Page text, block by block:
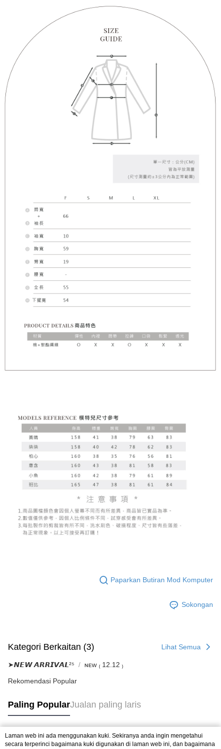
Paparkan Butiran Mod Komputer
Sokongan
Kategori Berkaitan (3) Lihat Semua
➤𝙉𝙀𝙒 𝘼𝙍𝙍𝙄𝙑𝘼𝙇²⁵ ɴᴇᴡ ₍ 12.12 ₎
Rekomendasi Popular
Paling PopularJualan paling laris
Tag Popular
Laman web ini ada menggunakan kuki. Sekiranya anda ingin mengetahui
secara terperinci bagaimana kuki digunakan di laman web ini, dan bagaimana